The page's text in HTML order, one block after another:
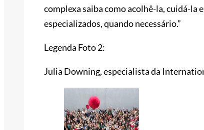
complexa saiba como acolhê-la, cuidá-
especializados, quando necessário.”
Legenda Foto 2:
Julia Downing, especialista da